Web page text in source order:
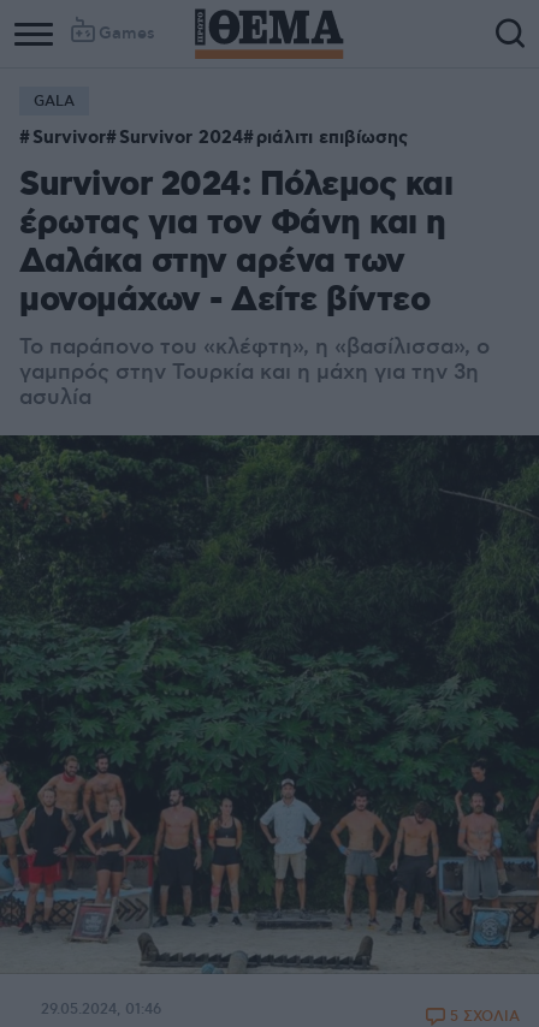
Games
GALA
Survivor Survivor 2024 ριάλιτι επιβίωσης
Survivor 2024: Πόλεμος και
έρωτας για τον Φάνη και η
Δαλάκα στην αρένα των
μονομάχων - Δείτε βίντεο
Το παράπονο του «κλέφτη», η «βασίλισσα», ο
γαμπρός στην Τουρκία και η μάχη για την 3η
ασυλία
29.05.2024, 01:46 5 ΣΧΟΛΙΑ